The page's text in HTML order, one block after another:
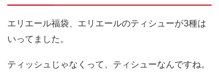
エリエール福袋、エリエールのティシューが3種は
いってました。
ティッシュじゃなくって、ティシューなんですね。